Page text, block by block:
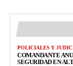
POLICIALES Y
COMANDANTE
SEGURIDAD EN